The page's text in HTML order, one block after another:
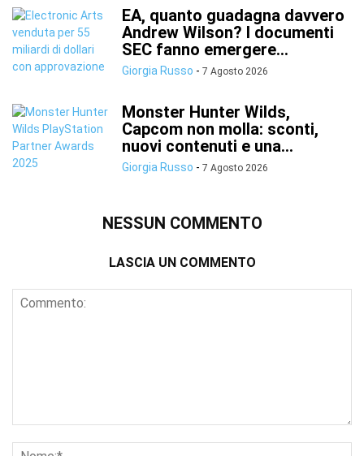
EA, quanto guadagna davvero
Andrew Wilson? I documenti
SEC fanno emergere...
Giorgia Russo - 7 Agosto 2026
Monster Hunter Wilds,
Capcom non molla: sconti,
nuovi contenuti e una...
Giorgia Russo - 7 Agosto 2026
NESSUN COMMENTO
LASCIA UN COMMENTO